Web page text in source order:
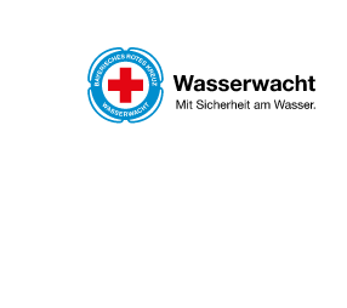
Skip to main content